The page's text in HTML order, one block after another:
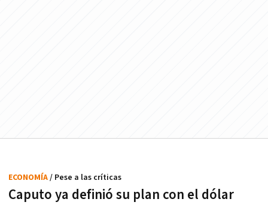
Caputo ya definió su plan con el dólar
ECONOMÍA/ Pese a las críticas